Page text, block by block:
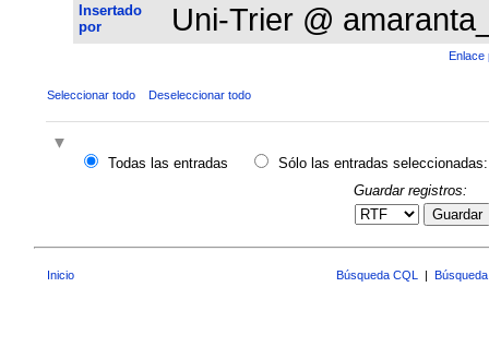
Insertado
por
Uni-Trier @
Enlace
Seleccionar todo Deseleccionar todo
Todas las entradas
Sólo las entradas seleccionadas:
Guardar registros:
Guardar
Inicio Búsqueda CQL